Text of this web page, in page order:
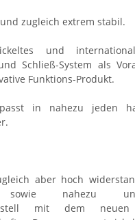
zugleich extrem stabil.
und
Schließ-System als
Funktions-Produkt.
in nahezu jeden
aber hoch
nahezu
mit dem neuen